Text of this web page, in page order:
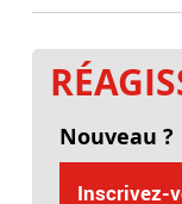
Nouveau ?
Inscrivez-